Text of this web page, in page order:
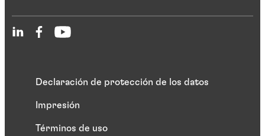
Declaración de protección de los datos
Impresión
Términos de uso